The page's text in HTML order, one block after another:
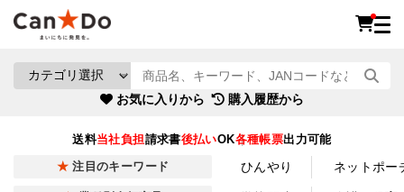
お気に入りから 購入履歴から
送料当社負担請求書後払いOK各種帳票出力可能
注目のキーワード ひんやり ネットポー